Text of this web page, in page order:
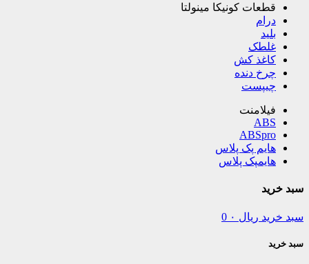
قطعات کونیکا مینولتا
درام
بلید
غلطک
کاغذ کش
چرخ دنده
چیپست
فیلامنت
ABS
ABSpro
هایم پک پلاس
هایمپک پلاس
سبد خرید
سبد خرید ریال 0
سبد خرید